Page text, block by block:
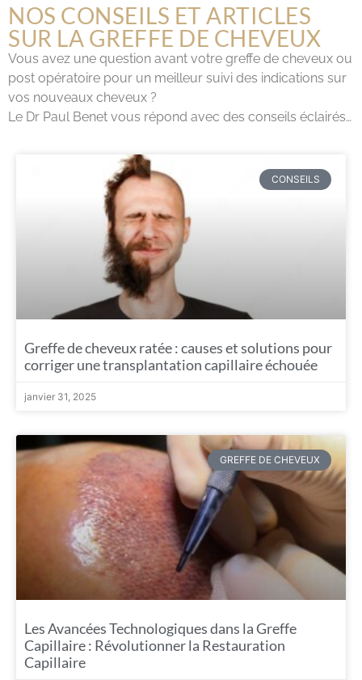
NOS CONSEILS ET ARTICLES
SUR LA GREFFE DE CHEVEUX
Vous avez une question avant votre greffe de cheveux ou
post opératoire pour un meilleur suivi des indications sur
vos nouveaux cheveux ?
Le Dr Paul Benet vous répond avec des conseils éclairés…
CONSEILS
Greffe de cheveux ratée : causes et solutions pour
corriger une transplantation capillaire échouée
janvier 31, 2025
GREFFE DE CHEVEUX
Les Avancées Technologiques dans la Greffe
Capillaire : Révolutionner la Restauration
Capillaire